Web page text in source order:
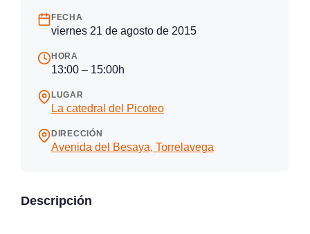
FECHA
viernes 21 de agosto de 2015
HORA
13:00 – 15:00h
LUGAR
La catedral del Picoteo
DIRECCIÓN
Avenida del Besaya, Torrelavega
Descripción